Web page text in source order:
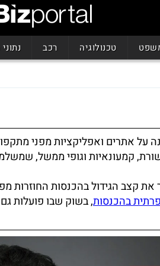
טכנולוגיה רכב
אתרים ואפליקציות מפני
קמעונאיות וגופי ממשל,
קצב הגידול בהכנסות החוזרות
בהכנסות, בשוק שבו פועלות גם